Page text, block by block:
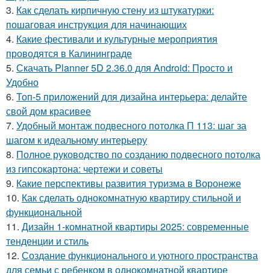
3. Как сделать кирпичную стену из штукатурки:
пошаговая инструкция для начинающих
4. Какие фестивали и культурные мероприятия
проводятся в Калининграде
5. Скачать Planner 5D 2.36.0 для Android: Просто и
Удобно
6. Топ-5 приложений для дизайна интерьера: делайте
свой дом красивее
7. Удобный монтаж подвесного потолка П 113: шаг за
шагом к идеальному интерьеру
8. Полное руководство по созданию подвесного потолка
из гипсокартона: чертежи и советы
9. Какие перспективы развития туризма в Воронеже
10. Как сделать однокомнатную квартиру стильной и
функциональной
11. Дизайн 1-комнатной квартиры 2025: современные
тенденции и стиль
12. Создание функционального и уютного пространства
для семьи с ребенком в однокомнатной квартире